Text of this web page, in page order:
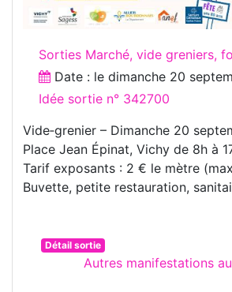
Sorties Marché, vide greniers,
Date : le dimanche 20
Idée sortie n° 342700
Vide‑grenier – Dimanche 20
Place Jean Épinat, Vichy de 8h à
Tarif exposants : 2 € le mètre
Buvette, petite restauration,
Détail sortie
Autres manifestations